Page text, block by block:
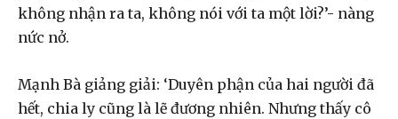
không nhận ra ta, không nói với ta một lời?’- nàng
nức nở.
Mạnh Bà giảng giải: ‘Duyên phận của hai người đã
hết, chia ly cũng là lẽ đương nhiên. Nhưng thấy cô